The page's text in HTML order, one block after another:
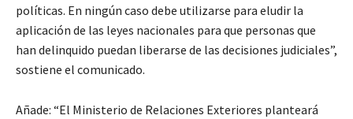
políticas. En ningún caso debe utilizarse para eludir la
aplicación de las leyes nacionales para que personas que
han delinquido puedan liberarse de las decisiones judiciales”,
sostiene el comunicado.
Añade: “El Ministerio de Relaciones Exteriores planteará